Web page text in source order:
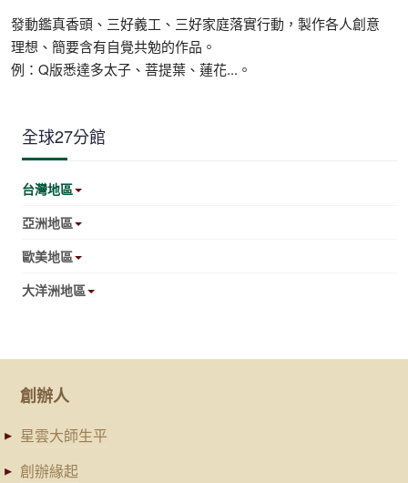
發動鑑真香頭、三好義工、三好家庭落實行動，製作各人創意
理想、簡要含有自覺共勉的作品。
例：Q版悉達多太子、菩提葉、蓮花...。
全球27分館
台灣地區
亞洲地區
歐美地區
大洋洲地區
創辦人
星雲大師生平
創辦緣起